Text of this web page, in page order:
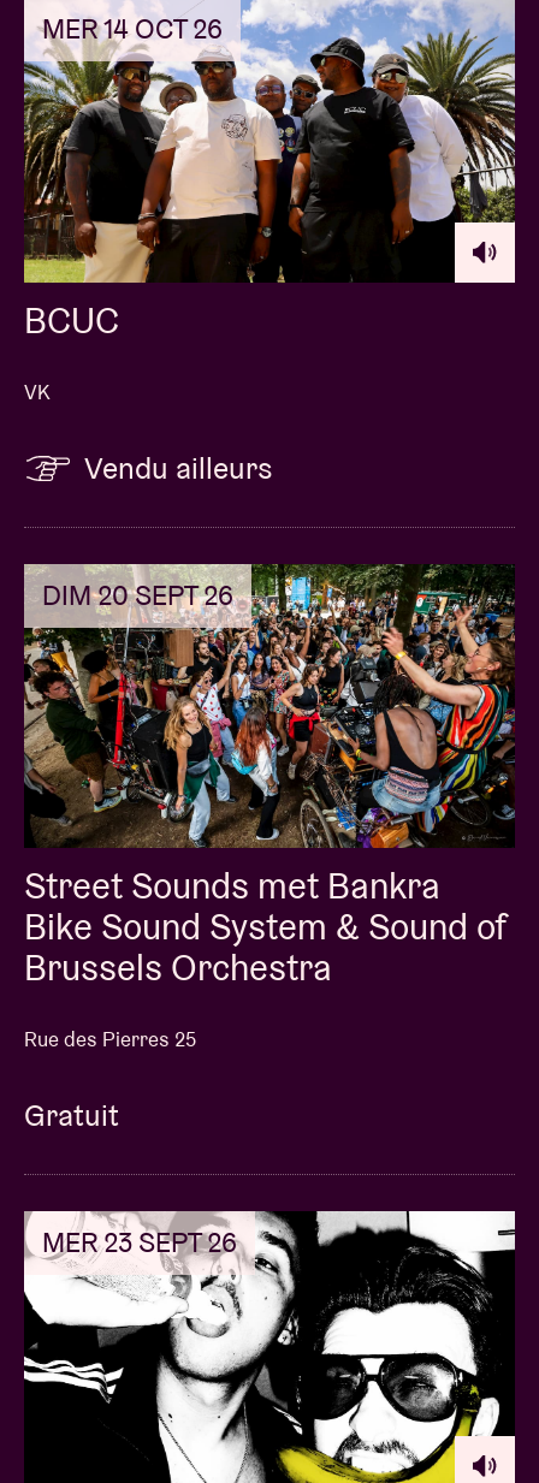
MER 14 OCT 26
BCUC
VK
Vendu ailleurs
DIM 20 SEPT 26
Street Sounds met Bankra
Bike Sound System & Sound of
Brussels Orchestra
Rue des Pierres 25
Gratuit
MER 23 SEPT 26